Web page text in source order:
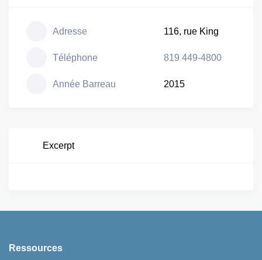
Adresse 116, rue King
Téléphone 819 449-4800
Année Barreau 2015
Excerpt
Ressources